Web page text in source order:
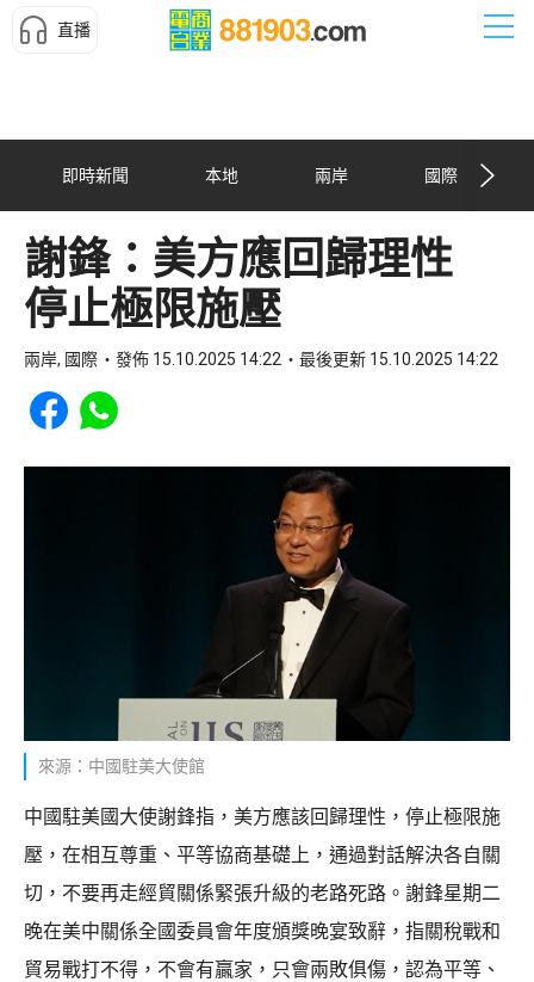
直播
即時新聞 本地 兩岸 國際
謝鋒：美方應回歸理性
停止極限施壓
兩岸, 國際 發佈 15.10.2025 14:22 最後更新 15.10.2025 14:22
Share to Facebook
Share to WhatsApp
來源：中國駐美大使館
中國駐美國大使謝鋒指，美方應該回歸理性，停止極限施
壓，在相互尊重、平等協商基礎上，通過對話解決各自關
切，不要再走經貿關係緊張升級的老路死路。謝鋒星期二
晚在美中關係全國委員會年度頒獎晚宴致辭，指關稅戰和
貿易戰打不得，不會有贏家，只會兩敗俱傷，認為平等、